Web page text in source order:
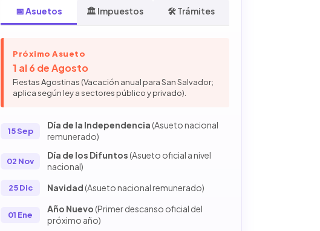
📅 Asuetos 🏛️ Impuestos 🛠️ Trámites
Próximo Asueto
1 al 6 de Agosto
Fiestas Agostinas (Vacación anual para San Salvador;
aplica según ley a sectores público y privado).
15 Sep
Día de la Independencia(Asueto nacional
remunerado)
02 Nov
Día de los Difuntos(Asueto oficial a nivel
nacional)
25 Dic Navidad(Asueto nacional remunerado)
01 Ene
Año Nuevo(Primer descanso oficial del
próximo año)